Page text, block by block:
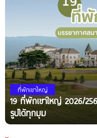
ที่พักเขาใหญ่
19 ที่พักเขาใหญ่ 2026/
รูปได้ทุกมุม